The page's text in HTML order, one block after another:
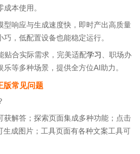
本使用。
型响应与生成速度快，即时产出高质量
，低配置设备也能稳定运行。
贴合实际需求，完美适配学习
、职场办
等多种场景，提供全方位AI助力。
版常见问题
获解答；探索页面集成多种功能；点击
生成图片；工具页面有各种文案工具可